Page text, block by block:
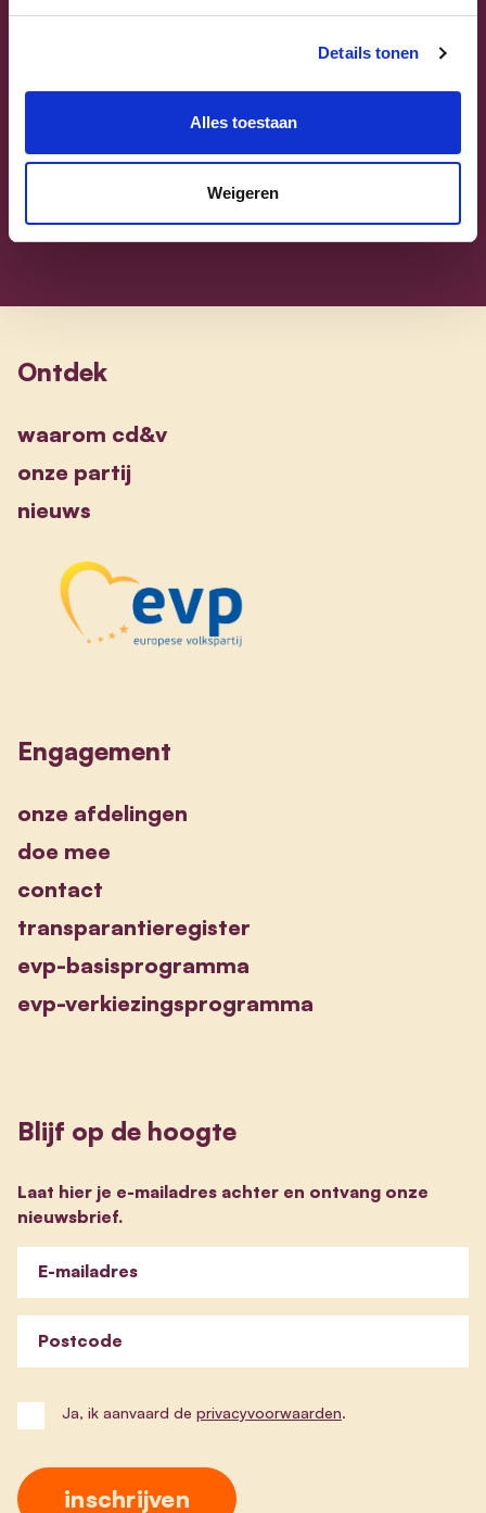
Details tonen
Alles toestaan
Weigeren
Sammy Mahdi
alle kandidaten
Ontdek
waarom cd&v
onze partij
nieuws
Engagement
onze afdelingen
doe mee
contact
transparantieregister
evp-basisprogramma
evp-verkiezingsprogramma
Blijf op de hoogte
Laat hier je e-mailadres achter en ontvang onze
nieuwsbrief.
E-mailadres
Postcode
Ja, ik aanvaard de privacyvoorwaarden.